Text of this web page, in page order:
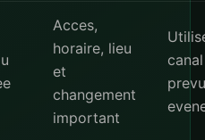
Acces,
horaire, lieu
et
changement
important